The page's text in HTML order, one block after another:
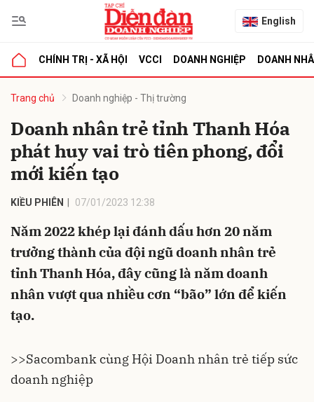
English
CHÍNH TRỊ - XÃ HỘI VCCI DOANH NGHIỆP DOANH
Trang chủ Doanh nghiệp - Thị trường
Doanh nhân trẻ tỉnh Thanh Hóa
phát huy vai trò tiên phong, đổi
mới kiến tạo
KIỀU PHIÊN 07/01/2023 12:38
Năm 2022 khép lại đánh dấu hơn 20 năm
trưởng thành của đội ngũ doanh nhân trẻ
tỉnh Thanh Hóa, đây cũng là năm doanh
nhân vượt qua nhiều cơn “bão” lớn để kiến
tạo.
>>Sacombank cùng Hội Doanh nhân trẻ tiếp sức
doanh nghiệp
luận
Hủy